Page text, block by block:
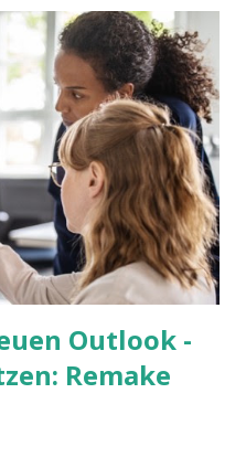
Outlook -
Remake